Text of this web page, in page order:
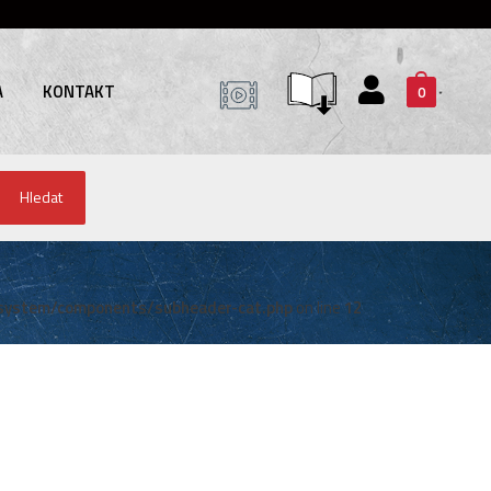
KONTAKT 0
Hledat
components/subheader-cat.phpon line12